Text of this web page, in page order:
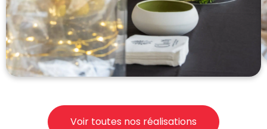
Voir toutes nos réalisations